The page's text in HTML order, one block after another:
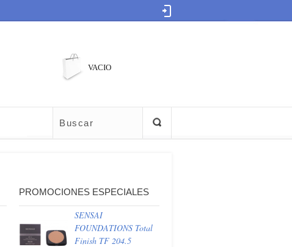
VACIO
PROMOCIONES ESPECIALES
SENSAI
FOUNDATIONS Total
Finish TF 204.5